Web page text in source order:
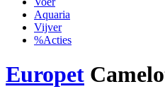
Aquaria
Vijver
%Acties
Europet